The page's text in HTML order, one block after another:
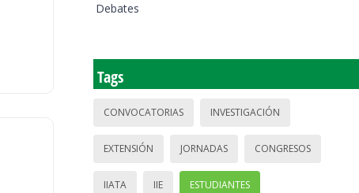
Debates
Tags
CONVOCATORIAS INVESTIGACIÓN
EXTENSIÓN JORNADAS CONGRESOS
IIATA IIE ESTUDIANTES